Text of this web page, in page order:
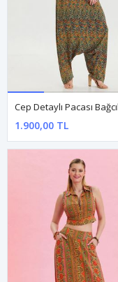
1.900,00 TL